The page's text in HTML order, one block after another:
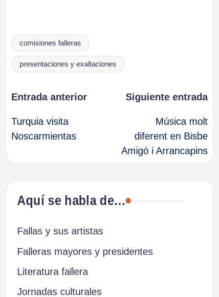
Etiquetas:
comisiones falleras
presentaciones y exaltaciones
Navegación
de
entradas
Entrada anterior
Turquia visita
Noscarmientas
Siguiente entrada
Música molt
diferent en Bisbe
Amigó i Arrancapins
Aquí se habla de…
Fallas y sus artistas
Falleras mayores y presidentes
Literatura fallera
Jornadas culturales